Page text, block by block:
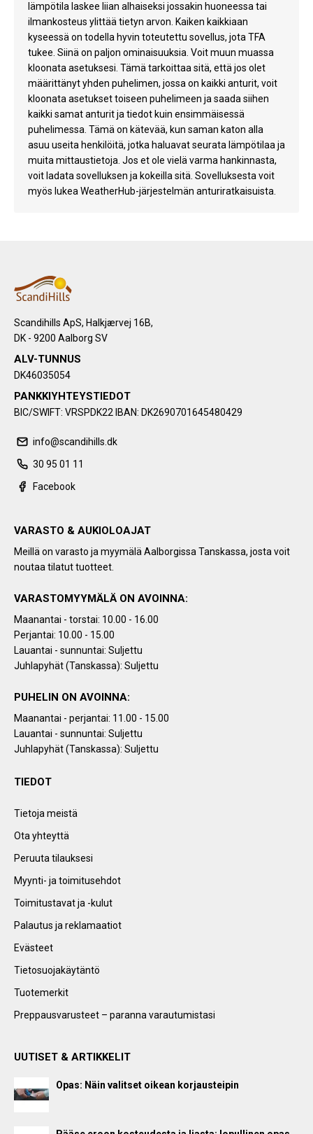
lämpötila laskee liian alhaiseksi jossakin huoneessa tai
ilmankosteus ylittää tietyn arvon. Kaiken kaikkiaan
kyseessä on todella hyvin toteutettu sovellus, jota TFA
tukee. Siinä on paljon ominaisuuksia. Voit muun muassa
kloonata asetuksesi. Tämä tarkoittaa sitä, että jos olet
määrittänyt yhden puhelimen, jossa on kaikki anturit, voit
kloonata asetukset toiseen puhelimeen ja saada siihen
kaikki samat anturit ja tiedot kuin ensimmäisessä
puhelimessa. Tämä on kätevää, kun saman katon alla
asuu useita henkilöitä, jotka haluavat seurata lämpötilaa ja
muita mittaustietoja. Jos et ole vielä varma hankinnasta,
voit ladata sovelluksen ja kokeilla sitä. Sovelluksesta voit
myös lukea WeatherHub-järjestelmän anturiratkaisuista.
Scandihills ApS, Halkjærvej 16B,
DK - 9200 Aalborg SV
ALV-TUNNUS
DK46035054
PANKKIYHTEYSTIEDOT
BIC/SWIFT: VRSPDK22 IBAN: DK2690701645480429
info@scandihills.dk
30 95 01 11
Facebook
VARASTO & AUKIOLOAJAT
Meillä on varasto ja myymälä Aalborgissa Tanskassa, josta voit
noutaa tilatut tuotteet.
VARASTOMYYMÄLÄ ON AVOINNA:
Maanantai - torstai: 10.00 - 16.00
Perjantai: 10.00 - 15.00
Lauantai - sunnuntai: Suljettu
Juhlapyhät (Tanskassa): Suljettu
PUHELIN ON AVOINNA:
Maanantai - perjantai: 11.00 - 15.00
Lauantai - sunnuntai: Suljettu
Juhlapyhät (Tanskassa): Suljettu
TIEDOT
Tietoja meistä
Ota yhteyttä
Peruuta tilauksesi
Myynti- ja toimitusehdot
Toimitustavat ja -kulut
Palautus ja reklamaatiot
Evästeet
Tietosuojakäytäntö
Tuotemerkit
Preppausvarusteet – paranna varautumistasi
UUTISET & ARTIKKELIT
Opas: Näin valitset oikean korjausteipin